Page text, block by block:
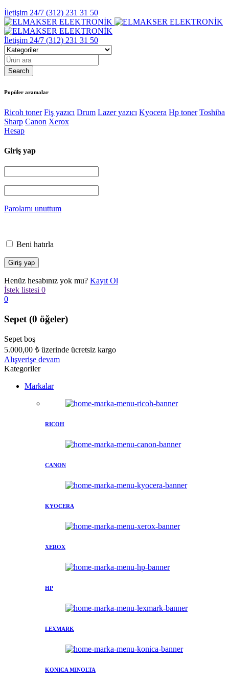
İletişim 24/7 (312) 231 31 50
İletişim 24/7 (312) 231 31 50
Popüler aramalar
Ricoh toner Fiş yazıcı Drum Lazer yazıcı Kyocera Hp toner Toshiba
Sharp Canon Xerox
Hesap
Giriş yap
Parolamı unuttum
Beni hatırla
Henüz hesabınız yok mu? Kayıt Ol
İstek listesi 0
0
Sepet (0 öğeler)
Sepet boş
5.000,00 ₺ üzerinde ücretsiz kargo
Alışverişe devam
Kategoriler
Markalar
RICOH
CANON
KYOCERA
XEROX
HP
LEXMARK
KONICA MINOLTA